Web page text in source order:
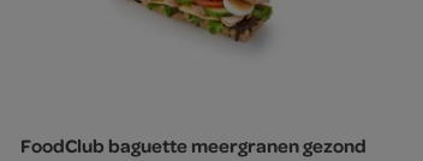
FoodClub baguette meergranen gezond